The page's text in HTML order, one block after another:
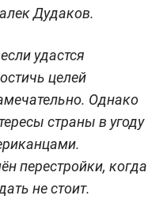
Дудаков.
удастся
целей
Однако
страны в угоду
перестройки, когда
не стоит.